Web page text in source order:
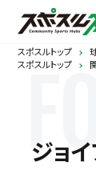
スポスルトップ
スポスルトップ
ジョ